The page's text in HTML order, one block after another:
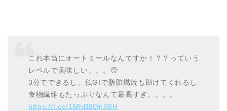
これ本当にオートミールなんですか！？？っていう
レベルで美味しい。。。🥺
3分でできるし、低GIで脂肪燃焼も助けてくれるし
食物繊維もたっぷりなんて最高すぎ。。。。
https://t.co/1MhB8QnX8H